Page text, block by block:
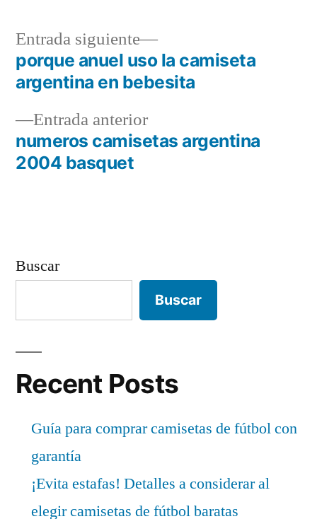
Navegación
entradas
Entrada anteriorEntrada
anterior:
numeros camisetas argentina
2004 basquet
Entrada siguiente
Entrada
siguiente:
porque anuel uso la camiseta
argentina en bebesita
Buscar
Buscar
Recent Posts
Guía para comprar camisetas de fútbol con
garantía
¡Evita estafas! Detalles a considerar al
elegir camisetas de fútbol baratas